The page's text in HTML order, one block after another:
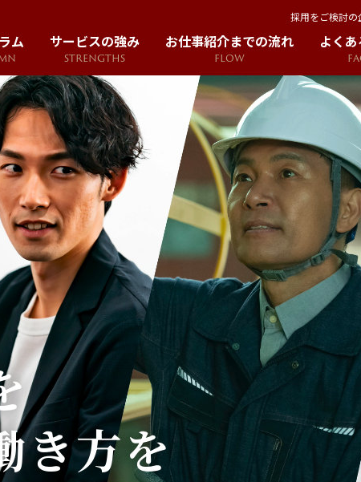
採用をご検討の
ム サービスの強み
STRENGTHS
お仕事紹介までの流れ
FLOW
よく
き方を